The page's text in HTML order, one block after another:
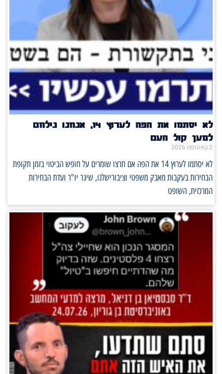
לא יסתמו את הפה לערוץ 14, אנחנו נילחם
למען קול העם
2 באוגוסט 2026
לא יסתמו לערוץ 14 את הפה אם תרצו שומרים על חופש הביטוי בזמן תקופת
הבחירות בעקבות מאבק משפטי וציבורישלנו, שיגר יו"ר ועדת הבחירות
המרכזית, השופט